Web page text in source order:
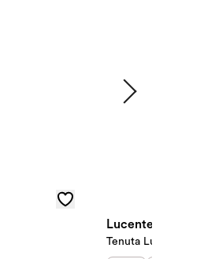
Lucente 2023
Tenuta Luce